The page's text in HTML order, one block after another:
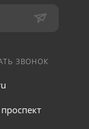
ЗВОНОК